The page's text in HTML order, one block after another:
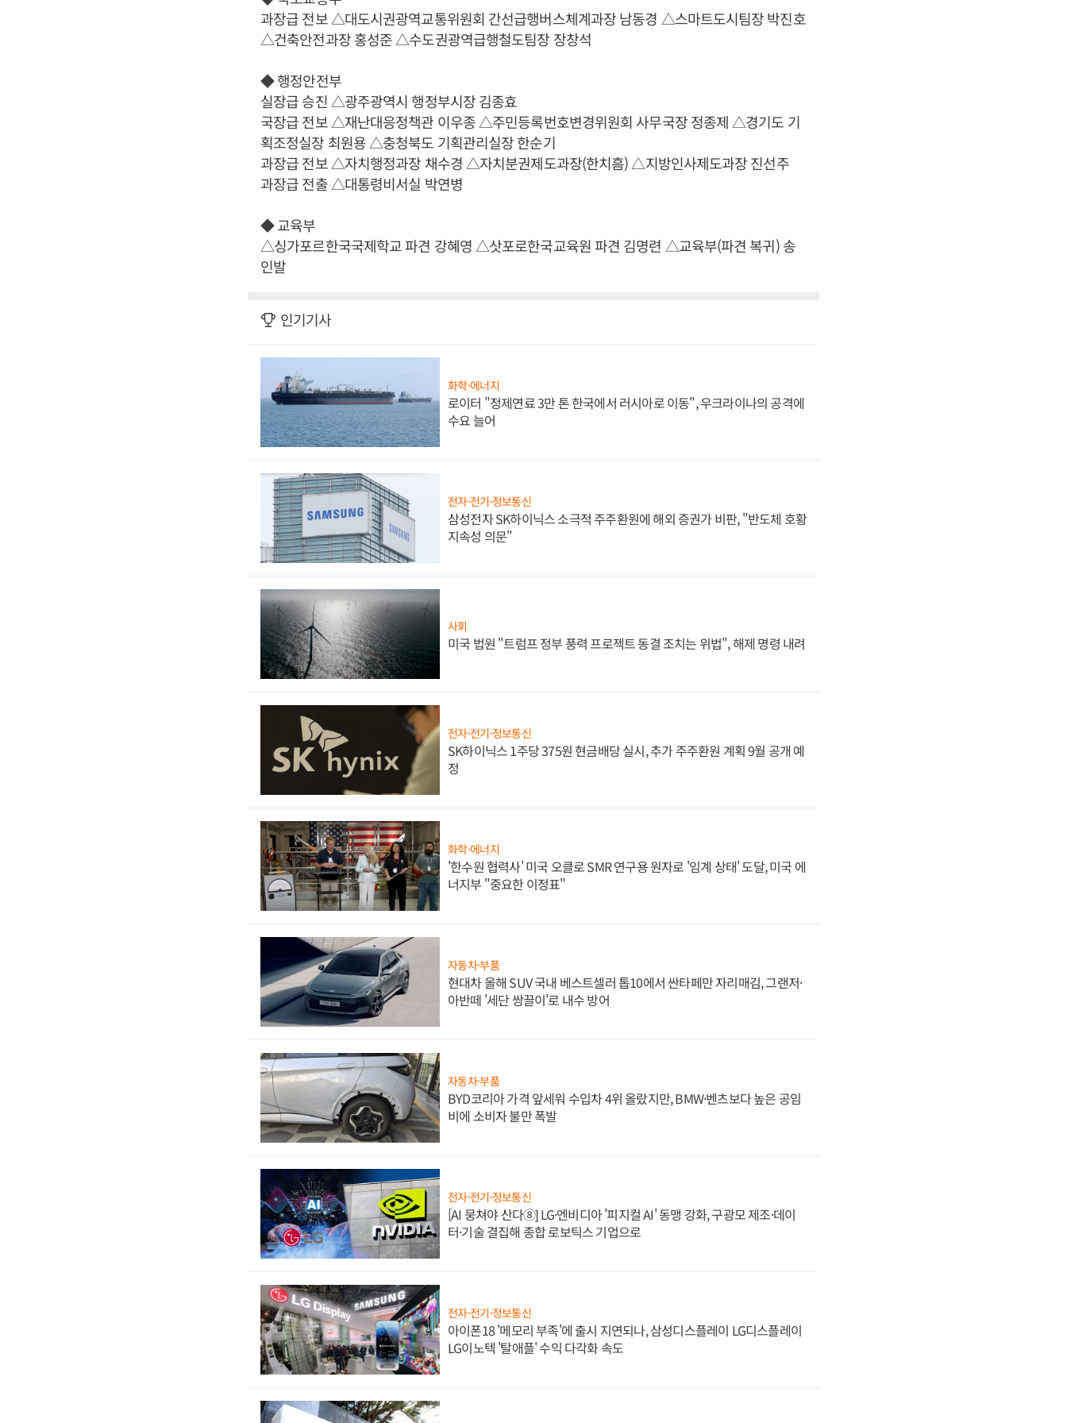
과장급 전보 △대도시권광역교통위원회 간선급행버스체계과장 남동경 △스마트도시팀장 박진호
△건축안전과장 홍성준 △수도권광역급행철도팀장 장창석
◆ 행정안전부
실장급 승진 △광주광역시 행정부시장 김종효
국장급 전보 △재난대응정책관 이우종 △주민등록번호변경위원회 사무국장 정종제 △경기도 기
획조정실장 최원용 △충청북도 기획관리실장 한순기
과장급 전보 △자치행정과장 채수경 △자치분권제도과장(한치흠) △지방인사제도과장 진선주
과장급 전출 △대통령비서실 박연병
◆ 교육부
△싱가포르한국국제학교 파견 강혜영 △삿포로한국교육원 파견 김명련 △교육부(파견 복귀) 송
인발
인기기사
화학·에너지
로이터 "정제연료 3만 톤 한국에서 러시아로 이동", 우크라이나의 공격에
수요 늘어
전자·전기·정보통신
삼성전자 SK하이닉스 소극적 주주환원에 해외 증권가 비판, "반도체 호황
지속성 의문"
사회
미국 법원 "트럼프 정부 풍력 프로젝트 동결 조치는 위법", 해제 명령 내려
전자·전기·정보통신
SK하이닉스 1주당 375원 현금배당 실시, 추가 주주환원 계획 9월 공개 예
정
화학·에너지
'한수원 협력사' 미국 오클로 SMR 연구용 원자로 '임계 상태' 도달, 미국 에
너지부 "중요한 이정표"
자동차·부품
현대차 올해 SUV 국내 베스트셀러 톱10에서 싼타페만 자리매김, 그랜저·
아반떼 '세단 쌍끌이'로 내수 방어
자동차·부품
BYD코리아 가격 앞세워 수입차 4위 올랐지만, BMW·벤츠보다 높은 공임
비에 소비자 불만 폭발
전자·전기·정보통신
[AI 뭉쳐야 산다⑧] LG·엔비디아 '피지컬 AI' 동맹 강화, 구광모 제조·데이
터·기술 결집해 종합 로보틱스 기업으로
전자·전기·정보통신
아이폰18 '메모리 부족'에 출시 지연되나, 삼성디스플레이 LG디스플레이
LG이노텍 '탈애플' 수익 다각화 속도